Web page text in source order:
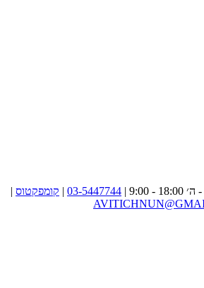
03-5447744
| קומפקטוס |